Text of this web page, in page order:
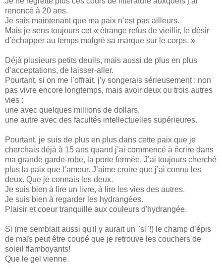
renoncé à 20 ans.
Je sais maintenant que ma paix n’est pas ailleurs.
Mais je sens toujours cet « étrange refus de vieillir, le désir
d’échapper au temps malgré sa marque sur le corps. »
Déjà plusieurs petits deuils, mais aussi de plus en plus
d’acceptations, de laisser-aller.
Pourtant, si on me l’offrait, j’y songerais sérieusement : non
pas vivre encore longtemps, mais avoir deux ou trois autres
vies :
une avec quelques millions de dollars,
une autre avec des facultés intellectuelles supérieures.
Pourtant, je suis de plus en plus dans cette paix que je
cherchais déjà à 15 ans quand j’ai commencé à écrire dans
ma grande garde-robe, la porte fermée. J’ai toujours cherché
plus la paix que l’amour. J’aime croire que j’ai connu les
deux. Que je connais les deux.
Je suis bien à lire un livre, à lire les vies des autres.
Je suis bien à regarder les hydrangées.
Plaisir et coeur tranquille aux couleurs d'hydrangée.
Si (me semblait aussi qu'il y aurait un "si"!) le champ d’épis
de maïs peut être coupé que je retrouve les couchers de
soleil flamboyants!
Que le gel vienne.